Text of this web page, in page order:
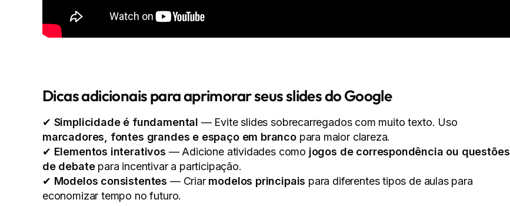
Dicas adicionais para aprimorar seus slides do Google
✔ Simplicidade é fundamental — Evite slides sobrecarregados com muito texto. Uso
marcadores, fontes grandes e espaço em brancopara maior clareza.
✔ Elementos interativos — Adicione atividades como jogos de correspondência ou questões
de debatepara incentivar a participação.
✔ Modelos consistentes — Criar modelos principais para diferentes tipos de aulas para
economizar tempo no futuro.